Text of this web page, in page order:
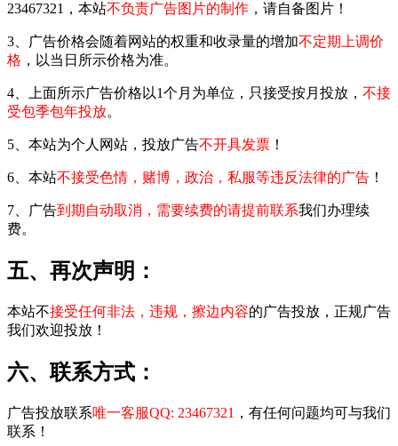
23467321，本站不负责广告图片的制作 ，请自备图片！
3、广告价格会随着网站的权重和收录量的增加不定期上调价
格 ，以当日所示价格为准。
4、上面所示广告价格以1个月为单位，只接受按月投放， 不接
受包季包年投放。
5、本站为个人网站，投放广告不开具发票 ！
6、本站不接受色情，赌博，政治，私服等违反法律的广告 ！
7、广告到期自动取消，需要续费的请提前联系我们办理续
费。
五、再次声明：
本站不接受任何非法，违规，擦边内容的广告投放，正规广告
我们欢迎投放！
六、联系方式：
广告投放联系唯一客服QQ: 23467321 ，有任何问题均可与我们
联系！